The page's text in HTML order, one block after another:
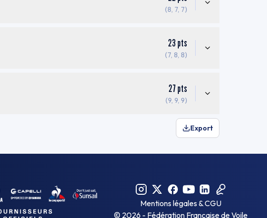
(8, 7, 7)
23 pts
(7, 8, 8)
27 pts
(9, 9, 9)
Export
Mentions légales & CGU
© 2026 - Fédération Française de Voile